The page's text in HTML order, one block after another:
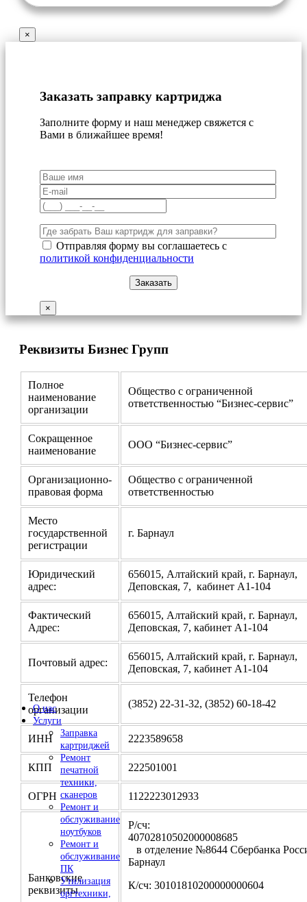
О нас
Услуги
Заправка
картриджей
Ремонт
печатной
техники,
сканеров
Ремонт и
обслуживание
ноутбуков
Ремонт и
обслуживание
ПК
Утилизация
оргтехники,
×
Заказать заправку картриджа
Заполните форму и наш менеджер свяжется с
Вами в ближайшее время!
Отправляя форму вы соглашаетесь с
политикой конфиденциальности
×
Реквизиты Бизнес Групп
Полное
наименование
организации
Общество с ограниченной
ответственностью “Бизнес-сервис”
Сокращенное
наименование
ООО “Бизнес-сервис”
Организационно-
правовая форма
Общество с ограниченной
ответственностью
Место
государственной
регистрации
г. Барнаул
Юридический
адрес:
656015, Алтайский край, г. Барнаул,
Деповская, 7, кабинет А1-104
Фактический
Адрес:
656015, Алтайский край, г. Барнаул,
Деповская, 7, кабинет А1-104
Почтовый адрес:
656015, Алтайский край, г. Барнаул,
Деповская, 7, кабинет А1-104
Телефон
организации
(3852) 22-31-32, (3852) 60-18-42
ИНН 2223589658
КПП 222501001
ОГРН 1122223012933
Банковские
реквизиты
Р/сч:
в отделение №8644 Сбербанка
Барнаул
К/сч: 30101810200000000604